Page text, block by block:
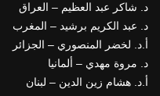
د. شاكر عبد العظيم – العراق
د. عبد الكريم برشيد – المغرب
أ.د. لخضر المنصوري – الجزائر
د. مروة مهدي – ألمانيا
أ.د. هشام زين الدين – لبنان